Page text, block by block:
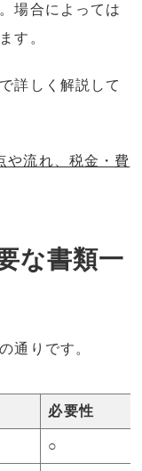
場合によっては
す。
詳しく解説して
や流れ、税金・費
な書類一
通りです。
必要性
○